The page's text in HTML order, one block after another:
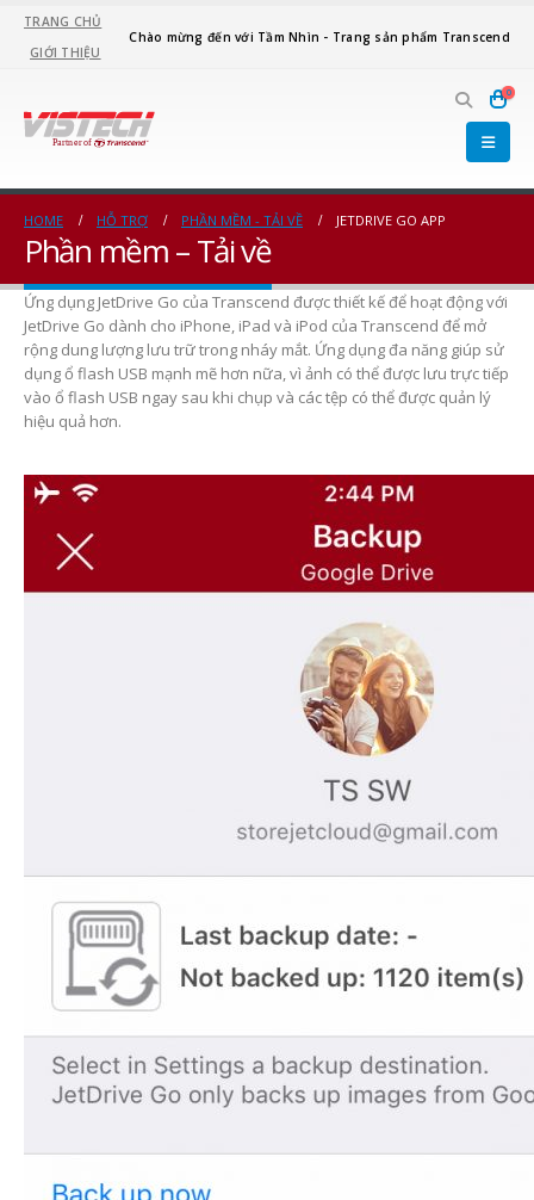
TRANG CHỦ
GIỚI THIỆU
Chào mừng đến với Tầm Nhìn - Trang sản phẩm Transcend
0
HOME HỖ TRỢ PHẦN MỀM - TẢI VỀ JETDRIVE GO APP
Phần mềm – Tải về
Ứng dụng JetDrive Go của Transcend được thiết kế để hoạt động với
JetDrive Go dành cho iPhone, iPad và iPod của Transcend để mở
rộng dung lượng lưu trữ trong nháy mắt. Ứng dụng đa năng giúp sử
dụng ổ flash USB mạnh mẽ hơn nữa, vì ảnh có thể được lưu trực tiếp
vào ổ flash USB ngay sau khi chụp và các tệp có thể được quản lý
hiệu quả hơn.